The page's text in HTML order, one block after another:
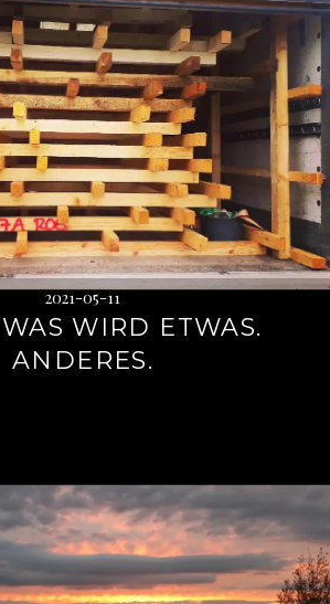
2021-05-11
WIRD ETWAS.
ANDERES.